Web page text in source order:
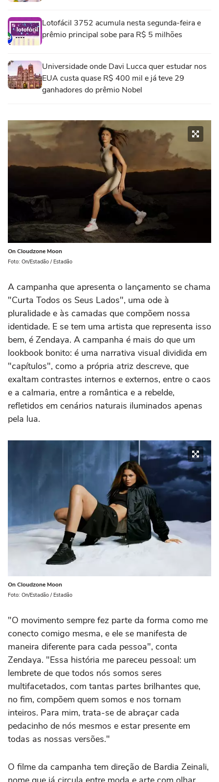
Lotofácil 3752 acumula nesta segunda-feira e
prêmio principal sobe para R$ 5 milhões
Universidade onde Davi Lucca quer estudar nos
EUA custa quase R$ 400 mil e já teve 29
ganhadores do prêmio Nobel
On Cloudzone Moon
Foto: On/Estadão / Estadão
A campanha que apresenta o lançamento se chama
"Curta Todos os Seus Lados", uma ode à
pluralidade e às camadas que compõem nossa
identidade. E se tem uma artista que representa isso
bem, é Zendaya. A campanha é mais do que um
lookbook bonito: é uma narrativa visual dividida em
"capítulos", como a própria atriz descreve, que
exaltam contrastes internos e externos, entre o caos
e a calmaria, entre a romântica e a rebelde,
refletidos em cenários naturais iluminados apenas
pela lua.
On Cloudzone Moon
Foto: On/Estadão / Estadão
"O movimento sempre fez parte da forma como me
conecto comigo mesma, e ele se manifesta de
maneira diferente para cada pessoa", conta
Zendaya. "Essa história me pareceu pessoal: um
lembrete de que todos nós somos seres
multifacetados, com tantas partes brilhantes que,
no fim, compõem quem somos e nos tornam
inteiros. Para mim, trata-se de abraçar cada
pedacinho de nós mesmos e estar presente em
todas as nossas versões."
O filme da campanha tem direção de Bardia Zeinali,